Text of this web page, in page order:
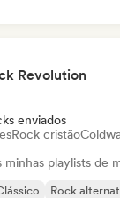
Revolution
enviados
Rock cristão
minhas playlists de
Rock